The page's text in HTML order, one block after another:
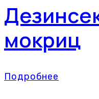
мокриц
Подробнее